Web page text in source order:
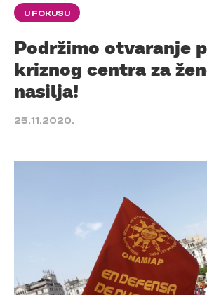
U FOKUSU
Podržimo otvaranje
kriznog centra za
nasilja!
25.11.2020.